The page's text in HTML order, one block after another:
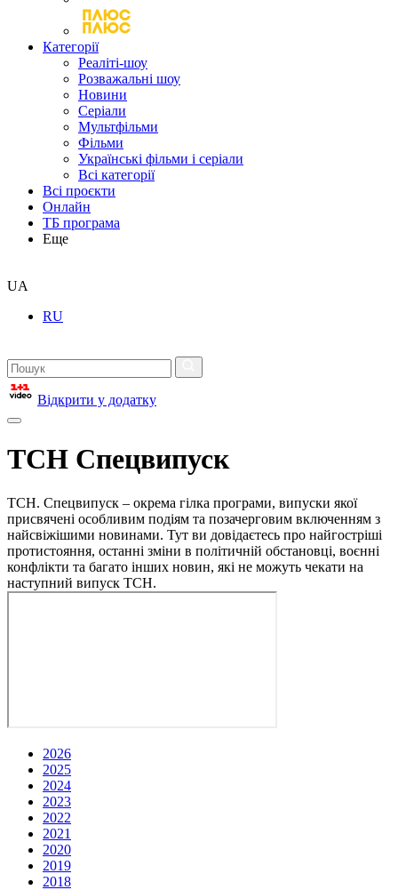
Категорії
Реаліті-шоу
Розважальні шоу
Новини
Серіали
Мультфільми
Фільми
Українські фільми і серіали
Всі категорії
Всі проєкти
Онлайн
ТБ програма
Еще
UA
RU
Відкрити у додатку
ТСН Спецвипуск
ТСН. Спецвипуск – окрема гілка програми, випуски якої
присвячені особливим подіям та позачерговим включенням з
найсвіжішими новинами. Тут ви довідаєтесь про найгостріші
протистояння, останні зміни в політичній обстановці, воєнні
конфлікти та багато інших новин, які не можуть чекати на
наступний випуск ТСН.
2026
2025
2024
2023
2022
2021
2020
2019
2018